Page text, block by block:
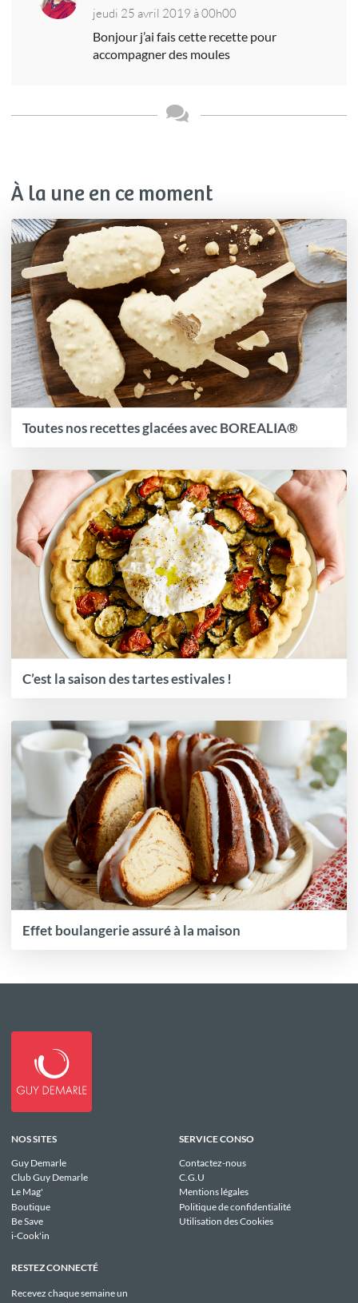
jeudi 25 avril 2019 à 00h00
Bonjour j’ai fais cette recette pour
accompagner des moules
À la une en ce moment
Toutes nos recettes glacées avec BOREALIA®
C’est la saison des tartes estivales !
Effet boulangerie assuré à la maison
NOS SITES
Guy Demarle
Club Guy Demarle
Le Mag'
Boutique
Be Save
i-Cook'in
SERVICE CONSO
Contactez-nous
C.G.U
Mentions légales
Politique de confidentialité
Utilisation des Cookies
RESTEZ CONNECTÉ
Recevez chaque semaine un